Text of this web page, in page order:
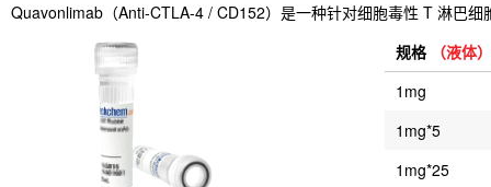
Quavonlimab（Anti-CTLA-4 / CD152）是一种针对细胞毒性 T 淋巴
规格 （液体）
1mg
1mg*5
1mg*25